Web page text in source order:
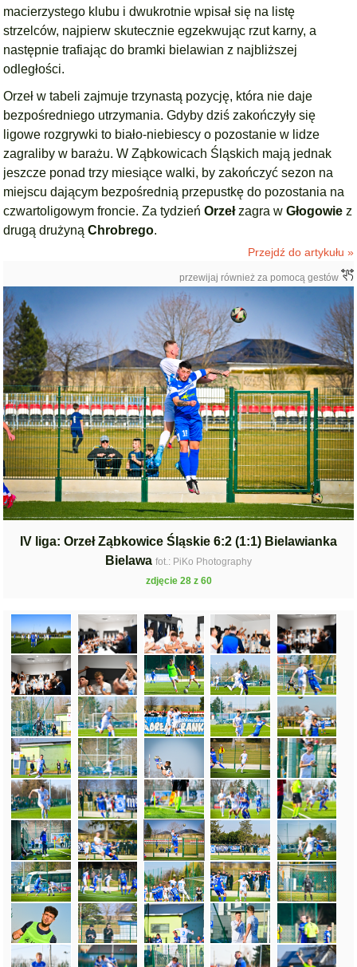
macierzystego klubu i dwukrotnie wpisał się na listę
strzelców, najpierw skutecznie egzekwując rzut karny, a
następnie trafiając do bramki bielawian z najbliższej
odległości.
Orzeł w tabeli zajmuje trzynastą pozycję, która nie daje
bezpośredniego utrzymania. Gdyby dziś zakończyły się
ligowe rozgrywki to biało-niebiescy o pozostanie w lidze
zagraliby w barażu. W Ząbkowicach Śląskich mają jednak
jeszcze ponad trzy miesiące walki, by zakończyć sezon na
miejscu dającym bezpośrednią przepustkę do pozostania na
czwartoligowym froncie. Za tydzieńOrzełzagra wGłogowie z
drugą drużynąChrobrego.
Przejdź do artykułu »
przewijaj również za pomocą gestów
IV liga: Orzeł Ząbkowice Śląskie 6:2 (1:1) Bielawianka
Bielawa fot.: PiKo Photography
zdjęcie 28 z 60